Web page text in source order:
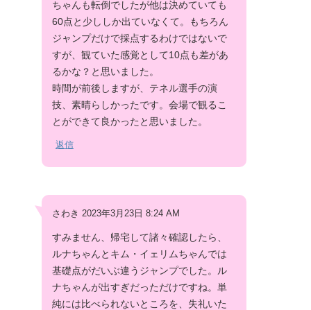
ちゃんも転倒でしたが他は決めていても
60点と少ししか出ていなくて。もちろん
ジャンプだけで採点するわけではないで
すが、観ていた感覚として10点も差があ
るかな？と思いました。
時間が前後しますが、テネル選手の演
技、素晴らしかったです。会場で観るこ
とができて良かったと思いました。
返信
さわき 2023年3月23日 8:24 AM
すみません、帰宅して諸々確認したら、
ルナちゃんとキム・イェリムちゃんでは
基礎点がだいぶ違うジャンプでした。ル
ナちゃんが出すぎだっただけですね。単
純には比べられないところを、失礼いた